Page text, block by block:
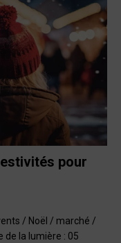
pour
/ Noël / marché /
de la lumière : 05